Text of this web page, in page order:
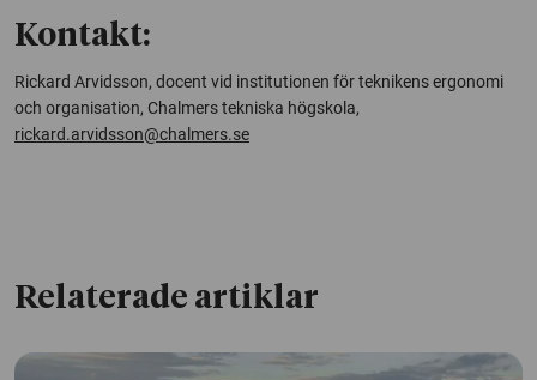
Kontakt:
Rickard Arvidsson, docent vid institutionen för teknikens ergonomi
och organisation, Chalmers tekniska högskola,
rickard.arvidsson@chalmers.se
Relaterade artiklar